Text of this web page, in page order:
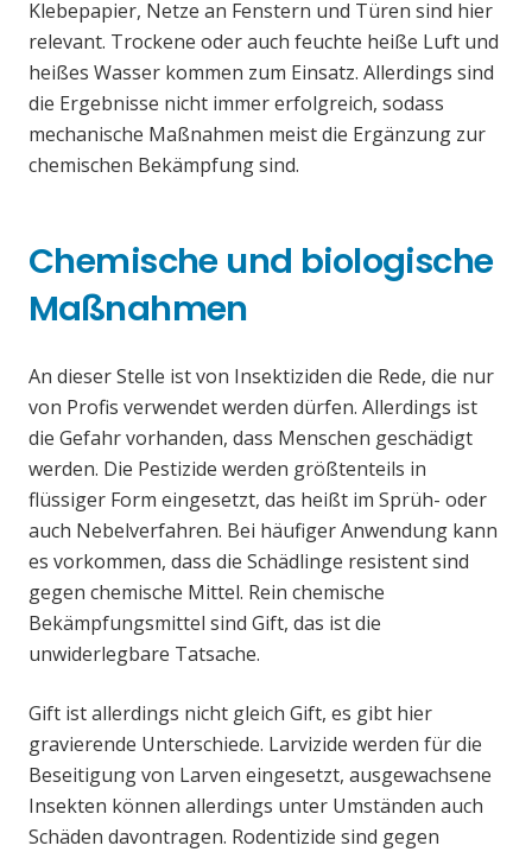
Klebepapier, Netze an Fenstern und Türen sind hier
relevant. Trockene oder auch feuchte heiße Luft und
heißes Wasser kommen zum Einsatz. Allerdings sind
die Ergebnisse nicht immer erfolgreich, sodass
mechanische Maßnahmen meist die Ergänzung zur
chemischen Bekämpfung sind.
Chemische und biologische
Maßnahmen
An dieser Stelle ist von Insektiziden die Rede, die nur
von Profis verwendet werden dürfen. Allerdings ist
die Gefahr vorhanden, dass Menschen geschädigt
werden. Die Pestizide werden größtenteils in
flüssiger Form eingesetzt, das heißt im Sprüh- oder
auch Nebelverfahren. Bei häufiger Anwendung kann
es vorkommen, dass die Schädlinge resistent sind
gegen chemische Mittel. Rein chemische
Bekämpfungsmittel sind Gift, das ist die
unwiderlegbare Tatsache.
Gift ist allerdings nicht gleich Gift, es gibt hier
gravierende Unterschiede. Larvizide werden für die
Beseitigung von Larven eingesetzt, ausgewachsene
Insekten können allerdings unter Umständen auch
Schäden davontragen. Rodentizide sind gegen